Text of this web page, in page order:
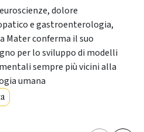
dolore
e gastroenterologia,
Mater conferma il suo
per lo sviluppo di modelli
sempre più vicini alla
umana